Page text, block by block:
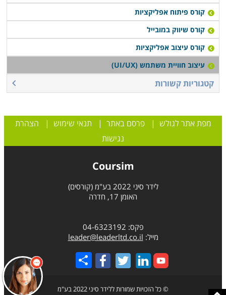
קורס פיתוח אפליקציות
קורס שיווק במובייל
קורס עיצוב אפליקציות
עיצוב חוויית משתמש (UI/UX)
קטגוריות קשורות
מפת אתר לגולש |פרסם באתר | תנאי שימוש | הצהרת
נגישות
Coursim
לידר סיני 2022 בע"מ (קורסים)
האומן 17, חדרה
פקס: 04-6323192
מייל: leader@leaderltd.co.il
Share
© כל הזכויות שמורות ללידר סיני 2022 בע"מ